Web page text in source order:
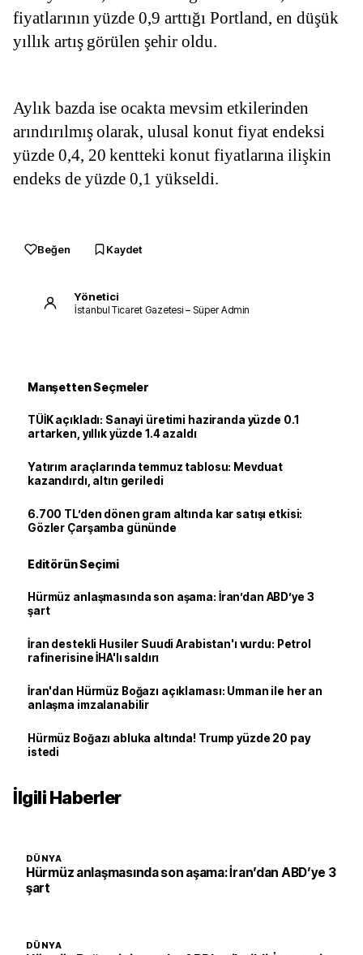
fiyatlarının yüzde 0,9 arttığı Portland, en düşük
yıllık artış görülen şehir oldu.
Aylık bazda ise ocakta mevsim etkilerinden
arındırılmış olarak, ulusal konut fiyat endeksi
yüzde 0,4, 20 kentteki konut fiyatlarına ilişkin
endeks de yüzde 0,1 yükseldi.
Beğen Kaydet
Yönetici
İstanbul Ticaret Gazetesi – Süper Admin
Manşetten Seçmeler
TÜİK açıkladı: Sanayi üretimi haziranda yüzde 0.1
artarken, yıllık yüzde 1.4 azaldı
Yatırım araçlarında temmuz tablosu: Mevduat
kazandırdı, altın geriledi
6.700 TL’den dönen gram altında kar satışı etkisi:
Gözler Çarşamba gününde
Editörün Seçimi
Hürmüz anlaşmasında son aşama: İran’dan ABD’ye 3
şart
İran destekli Husiler Suudi Arabistan'ı vurdu: Petrol
rafinerisine İHA'lı saldırı
İran'dan Hürmüz Boğazı açıklaması: Umman ile her an
anlaşma imzalanabilir
Hürmüz Boğazı abluka altında! Trump yüzde 20 pay
istedi
İlgili Haberler
DÜNYA
Hürmüz anlaşmasında son aşama: İran’dan ABD’ye 3
şart
DÜNYA